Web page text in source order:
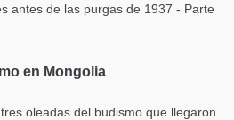
antes de las purgas de 1937 - Parte
en Mongolia
oleadas del budismo que llegaron